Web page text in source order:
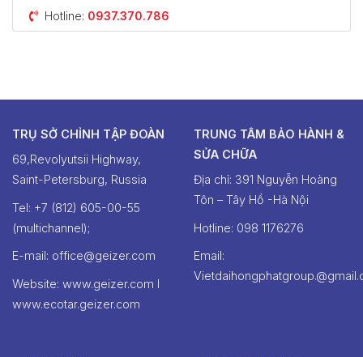
Hotline: 0937.370.786
TRỤ SỞ CHỈNH TẬP ĐOÀN
69,Revolyutsii Highway,
Saint-Petersburg, Russia
Tel: +7 (812) 605-00-55
(multichannel);
E-mail: office@geizer.com
Website: www.geizer.com I
www.ecotar.geizer.com
TRUNG TÂM BẢO HÀNH &
SỬA CHỮA
Địa chỉ: 391 Nguyễn Hoàng
Tôn – Tây Hồ -Hà Nội
Hotline: ‭098 1176276‬
Email: